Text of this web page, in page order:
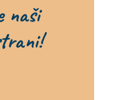
naši